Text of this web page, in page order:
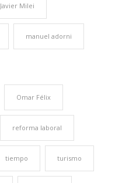
Javier Milei
manuel adorni
Omar Félix
reforma laboral
tiempo turismo